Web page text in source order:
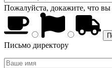
Пожалуйста, докажите, что вы
Письмо директору